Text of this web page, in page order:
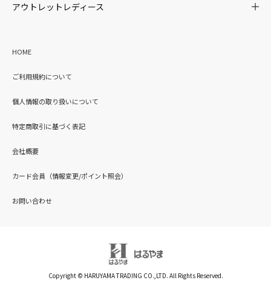
アウトレットレディース
HOME
ご利用規約について
個人情報の取り扱いについて
特定商取引に基づく表記
会社概要
カード会員（情報変更/ポイント照会）
お問い合わせ
Copyright © HARUYAMA TRADING CO.,LTD. All Rights Reserved.